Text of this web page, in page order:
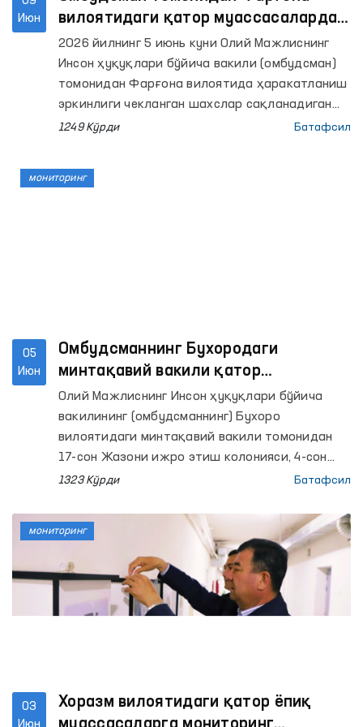
Самарқанд вилояти филиали ва шу тумандаги
“Мурувват” ногиронлиги бўлган шахслар учун
аёллар ва эркаклар интернат уйларида
мониторинг ташрифлари амалга оширилди.
Июн
вилоятидаги қатор муассасаларда
сақлаш шароитлари ўрганилди
2026 йилнинг 5 июнь куни Олий Мажлиснинг
Инсон ҳуқуқлари бўйича вакили (омбудсман)
томонидан Фарғона вилоятида ҳаракатланиш
эркинлиги чекланган шахслар сақланадиган
қатор муассасаларга мониторинг
1249 Кўрди Батафсил
05
Июн
Омбудсманнинг Бухородаги
минтақавий вакили қатор
муассасаларда мониторинг ўтказди
Олий Мажлиснинг Инсон ҳуқуқлари бўйича
вакилининг (омбудсманнинг) Бухоро
вилоятидаги минтақавий вакили томонидан
17-сон Жазони ижро этиш колонияси, 4-сон
Тергов ҳибсхонаси, Қоракўл тумани ИИБ
Эркаклар мурувват уйи ҳамда Республика
ихтисослаштирилган руҳий саломатлик
илмий-амалий тиббиёт марказининг
психиатрия хизмати бўйича Бухоро вилоят
филиалига мониторинг ташрифлари амалга
оширилди.
1323 Кўрди Батафсил
мониторинг
03
Хоразм вилоятидаги қатор ёпиқ
мониторинг